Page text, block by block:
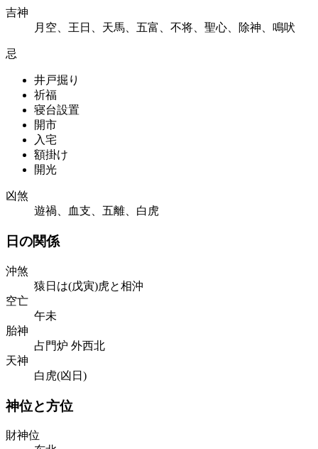
吉神
月空、王日、天馬、五富、不将、聖心、除神、鳴吠
忌
井戸掘り
祈福
寝台設置
開市
入宅
額掛け
開光
凶煞
遊禍、血支、五離、白虎
日の関係
沖煞
猿日は(戊寅)虎と相沖
空亡
午未
胎神
占門炉 外西北
天神
白虎(凶日)
神位と方位
財神位